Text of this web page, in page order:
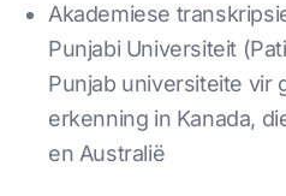
Akademiese
Punjabi Universiteit
Punjab universiteite vir
erkenning in Kanada,
en Australië